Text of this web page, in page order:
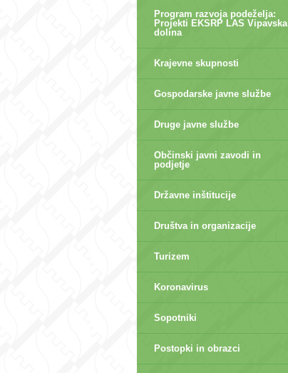
Program razvoja podeželja:
Projekti EKSRP LAS Vipavska
dolina
Krajevne skupnosti
Gospodarske javne službe
Druge javne službe
Občinski javni zavodi in
podjetje
Državne inštitucije
Društva in organizacije
Turizem
Koronavirus
Sopotniki
Postopki in obrazci